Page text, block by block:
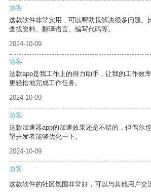
游客
这款软件非常实用，可以帮助我解决很多问题。
查找资料、翻译语言、编写代码等。
2024-10-09
游客
这款app是我工作上的得力助手，让我的工作效
更轻松地完成工作任务。
2024-10-09
游客
这款加速器app的加速效果还是不错的，但偶尔
望开发者能够优化一下。
2024-10-09
游客
这款软件的社区氛围非常好，可以与其他用户交